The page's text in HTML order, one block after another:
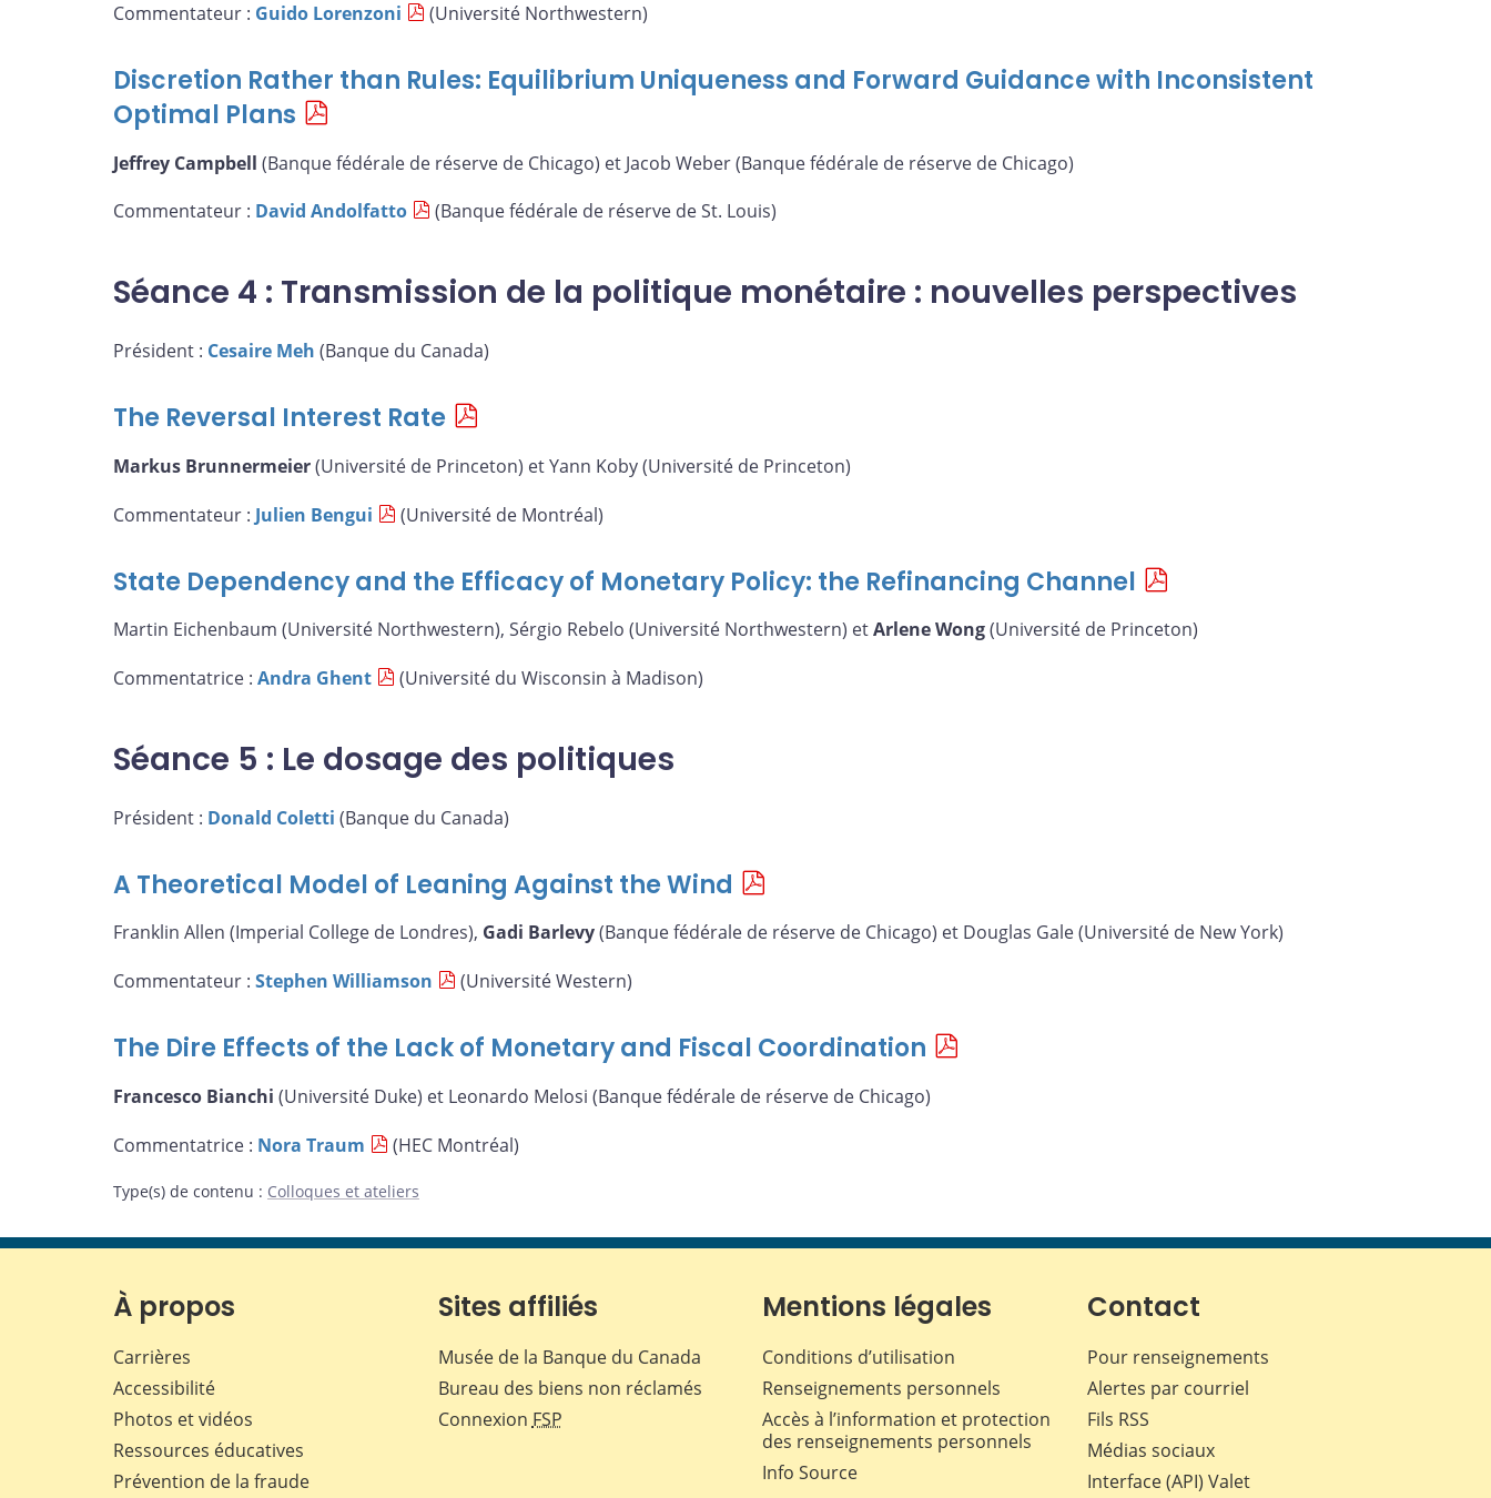
Commentateur : Guido Lorenzoni (Université Northwestern)
Discretion Rather than Rules: Equilibrium Uniqueness and Forward Guidance with Inconsistent
Optimal Plans
Jeffrey Campbell (Banque fédérale de réserve de Chicago) et Jacob Weber (Banque fédérale de réserve de Chicago)
Commentateur : David Andolfatto (Banque fédérale de réserve de St. Louis)
Séance 4 : Transmission de la politique monétaire : nouvelles perspectives
Président : Cesaire Meh (Banque du Canada)
The Reversal Interest Rate
Markus Brunnermeier(Université de Princeton) et Yann Koby (Université de Princeton)
Commentateur : Julien Bengui (Université de Montréal)
State Dependency and the Efficacy of Monetary Policy: the Refinancing Channel
Martin Eichenbaum (Université Northwestern), Sérgio Rebelo (Université Northwestern) etArlene Wong(Université de Princeton)
Commentatrice : Andra Ghent (Université du Wisconsin à Madison)
Séance 5 : Le dosage des politiques
Président : Donald Coletti (Banque du Canada)
A Theoretical Model of Leaning Against the Wind
Franklin Allen (Imperial College de Londres), Gadi Barlevy(Banque fédérale de réserve de Chicago) et Douglas Gale (Université de New York)
Commentateur : Stephen Williamson (Université Western)
The Dire Effects of the Lack of Monetary and Fiscal Coordination
Francesco Bianchi (Université Duke) et Leonardo Melosi (Banque fédérale de réserve de Chicago)
Commentatrice : Nora Traum (HEC Montréal)
Type(s) de contenu : Colloques et ateliers
À propos
Carrières
Accessibilité
Photos et vidéos
Ressources éducatives
Prévention de la fraude
Sites affiliés
Musée de la Banque du Canada
Bureau des biens non réclamés
Connexion FSP
Mentions légales
Conditions d’utilisation
Renseignements personnels
Accès à l’information et protection
des renseignements personnels
Info Source
Contact
Pour renseignements
Alertes par courriel
Fils RSS
Médias sociaux
Interface (API) Valet